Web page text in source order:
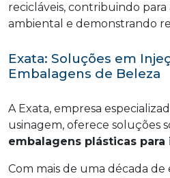
recicláveis, contribuindo
ambiental e demonstrando
Exata: Soluções em
Embalagens de Beleza
A Exata, empresa
usinagem, oferece soluções
embalagens plásticas
Com mais de uma década de